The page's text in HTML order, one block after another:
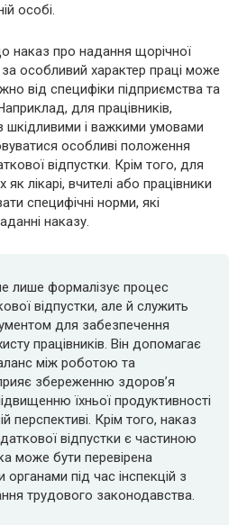
особі.
наказ про надання щорічної
особливий характер праці може
від специфіки підприємства та
для працівників,
шкідливими і важкими умовами
особливі положення
відпустки. Крім того, для
лікарі, вчителі або працівники
специфічні норми, які
наказу.
лише формалізує процес
відпустки, але й служить
для забезпечення
працівників. Він допомагає
між роботою та
збереженню здоров’я
їхньої продуктивності
перспективі. Крім того, наказ
відпустки є частиною
може бути перевірена
під час інспекцій з
трудового законодавства.